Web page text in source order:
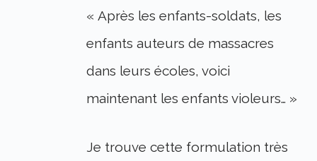
« Après les enfants-soldats, les
enfants auteurs de massacres
dans leurs écoles, voici
maintenant les enfants violeurs… »
Je trouve cette formulation très